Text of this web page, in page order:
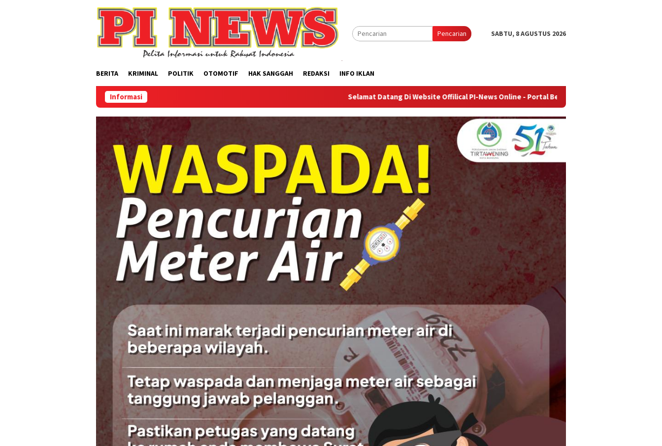
Pencarian
SABTU, 8 AGUSTUS 2026
BERITA KRIMINAL POLITIK OTOMOTIF HAK SANGGAH REDAKSI INFO IKLAN
Informasi Selamat Datang Di Website Offilical PI-News Online - Portal Berita Terupdate & Terpercaya